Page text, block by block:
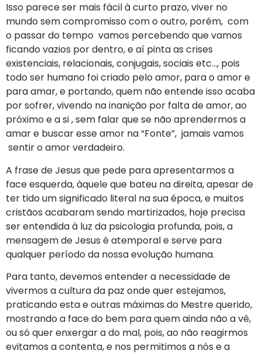
Isso parece ser mais fácil à curto prazo, viver no
mundo sem compromisso com o outro, porém, com
o passar do tempo vamos percebendo que vamos
ficando vazios por dentro, e aí pinta as crises
existenciais, relacionais, conjugais, sociais etc…, pois
todo ser humano foi criado pelo amor, para o amor e
para amar, e portando, quem não entende isso acaba
por sofrer, vivendo na inanição por falta de amor, ao
próximo e a si , sem falar que se não aprendermos a
amar e buscar esse amor na “Fonte”, jamais vamos
sentir o amor verdadeiro.
A frase de Jesus que pede para apresentarmos a
face esquerda, àquele que bateu na direita, apesar de
ter tido um significado literal na sua época, e muitos
cristãos acabaram sendo martirizados, hoje precisa
ser entendida à luz da psicologia profunda, pois, a
mensagem de Jesus é atemporal e serve para
qualquer período da nossa evolução humana.
Para tanto, devemos entender a necessidade de
vivermos a cultura da paz onde quer estejamos,
praticando esta e outras máximas do Mestre querido,
mostrando a face do bem para quem ainda não a vê,
ou só quer enxergar a do mal, pois, ao não reagirmos
evitamos a contenta, e nos permitimos a nós e a